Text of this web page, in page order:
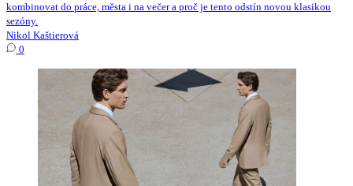
kombinovat do práce, města i na večer a proč je tento odstín novou klasikou
sezóny.
Nikol Kaštierová
0